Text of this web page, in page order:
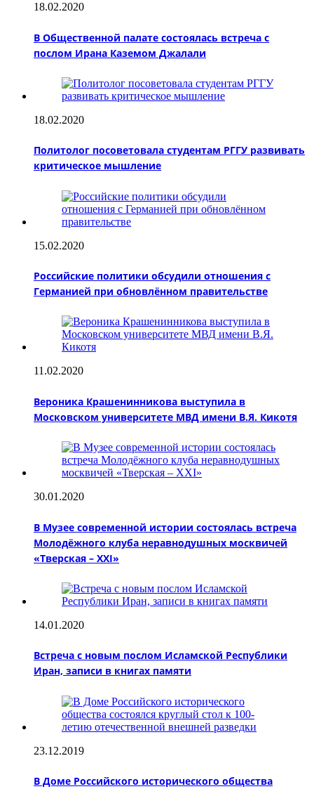
18.02.2020
В Общественной палате состоялась встреча с
послом Ирана Каземом Джалали
18.02.2020
Политолог посоветовала студентам РГГУ развивать
критическое мышление
15.02.2020
Российские политики обсудили отношения с
Германией при обновлённом правительстве
11.02.2020
Вероника Крашенинникова выступила в
Московском университете МВД имени В.Я. Кикотя
30.01.2020
В Музее современной истории состоялась встреча
Молодёжного клуба неравнодушных москвичей
«Тверская – XXI»
14.01.2020
Встреча с новым послом Исламской Республики
Иран, записи в книгах памяти
23.12.2019
В Доме Российского исторического общества